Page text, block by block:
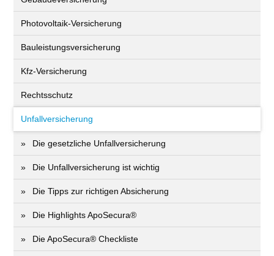
Photovoltaik-Versicherung
Bauleistungsversicherung
Kfz-Versicherung
Rechtsschutz
Unfallversicherung
Die gesetzliche Unfallversicherung
Die Unfallversicherung ist wichtig
Die Tipps zur richtigen Absicherung
Die Highlights ApoSecura®
Die ApoSecura® Checkliste